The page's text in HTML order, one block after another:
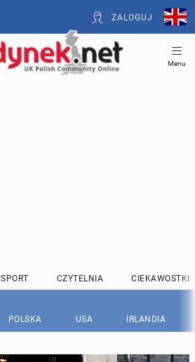
ZALOGUJ
Menu
SPORT CZYTELNIA CIEKAWOSTKI
POLSKA USA IRLANDIA